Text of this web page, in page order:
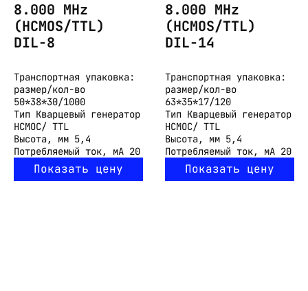
8.000 MHz
(HCMOS/TTL)
DIL-8
Транспортная упаковка:
размер/кол-во
50*38*30/1000
Тип Кварцевый генератор
HCMOC/ TTL
Высота, мм 5,4
Потребляемый ток, мА 20
Показать цену
8.000 MHz
(HCMOS/TTL)
DIL-14
Транспортная упаковка:
размер/кол-во
63*35*17/120
Тип Кварцевый генератор
HCMOC/ TTL
Высота, мм 5,4
Потребляемый ток, мА 20
Показать цену